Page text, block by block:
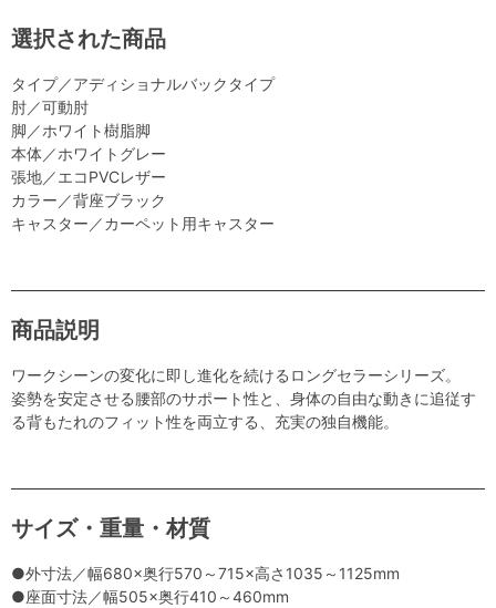
選択された商品
タイプ／アディショナルバックタイプ
肘／可動肘
脚／ホワイト樹脂脚
本体／ホワイトグレー
張地／エコPVCレザー
カラー／背座ブラック
キャスター／カーペット用キャスター
商品説明
ワークシーンの変化に即し進化を続けるロングセラーシリーズ。
姿勢を安定させる腰部のサポート性と、身体の自由な動きに追従す
る背もたれのフィット性を両立する、充実の独自機能。
サイズ・重量・材質
●外寸法／幅680×奥行570～715×高さ1035～1125mm
●座面寸法／幅505×奥行410～460mm